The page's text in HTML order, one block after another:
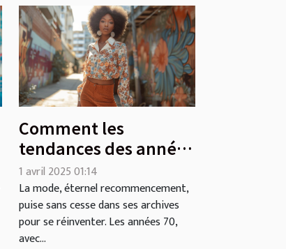
Comment les
tendances des années
70 influencent la
mode actuelle
1 avril 2025 01:14
La mode, éternel recommencement,
puise sans cesse dans ses archives
pour se réinventer. Les années 70,
avec...